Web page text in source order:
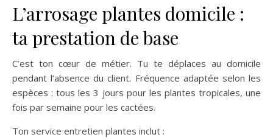
L’arrosage plantes domicile :
ta prestation de base
C’est ton cœur de métier. Tu te déplaces au domicile
pendant l’absence du client. Fréquence adaptée selon les
espèces : tous les 3 jours pour les plantes tropicales, une
fois par semaine pour les cactées.
Ton service entretien plantes inclut :